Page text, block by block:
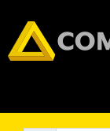
content
Technik-